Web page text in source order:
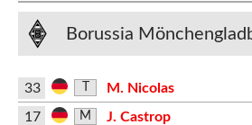
Borussia
33
M. Nicolas
17
M J. Castrop